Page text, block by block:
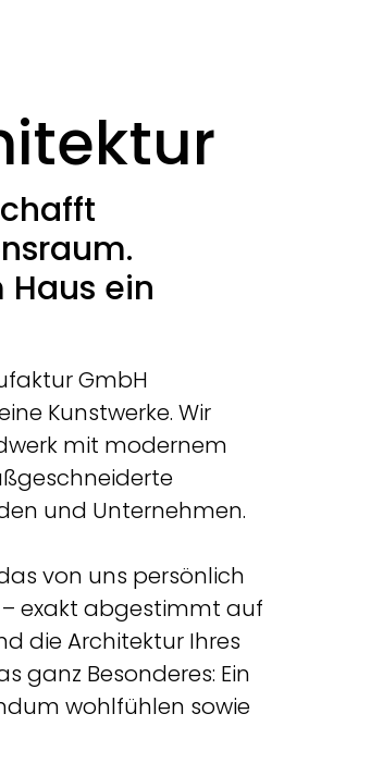
Haus ein
GmbH
Kunstwerke. Wir
mit modernem
und Unternehmen.
von uns persönlich
exakt abgestimmt auf
die Architektur Ihres
ganz Besonderes: Ein
wohlfühlen sowie